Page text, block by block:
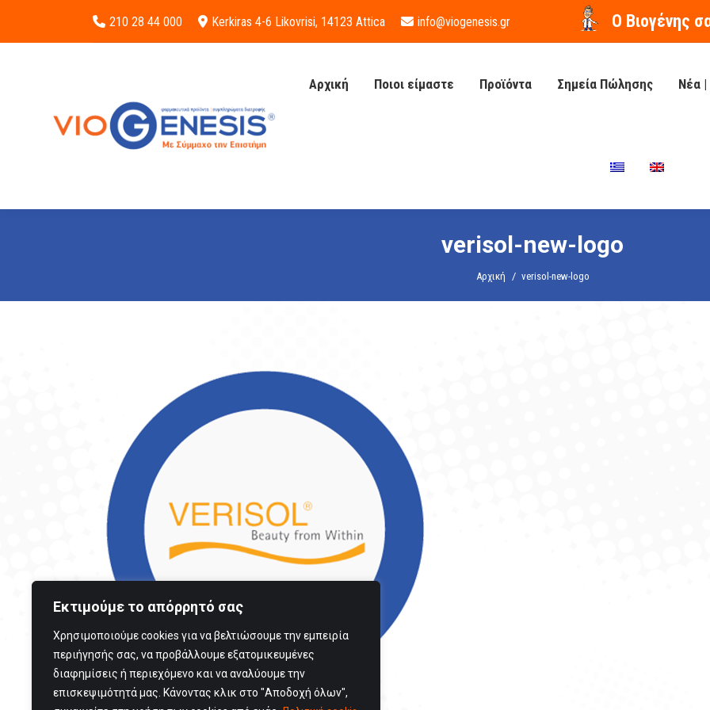
Εκτιμούμε το απόρρητό σας
Χρησιμοποιούμε cookies για να βελτιώσουμε την εμπειρία
περιήγησής σας, να προβάλλουμε εξατομικευμένες
διαφημίσεις ή περιεχόμενο και να αναλύουμε την
επισκεψιμότητά μας. Κάνοντας κλικ στο "Αποδοχή όλων",
210 28 44 000 Kerkiras 4-6 Likovrisi, 14123 Attica info@viogenesis.gr O Βιογένης
Αρχική Ποιοι είμαστε Προϊόντα Σημεία Πώλησης Νέα
verisol-new-logo
You are here:
Αρχική verisol-new-logo